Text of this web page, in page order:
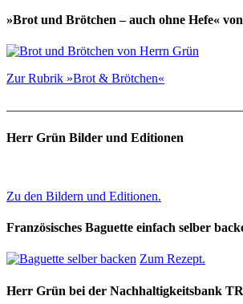
»Brot und Brötchen – auch ohne Hefe«
Zur Rubrik »Brot & Brötchen«
Herr Grün Bilder und Editionen
Zu den Bildern und Editionen.
Französisches Baguette einfach selber
Zum Rezept.
Herr Grün bei der Nachhaltigkeitsbank